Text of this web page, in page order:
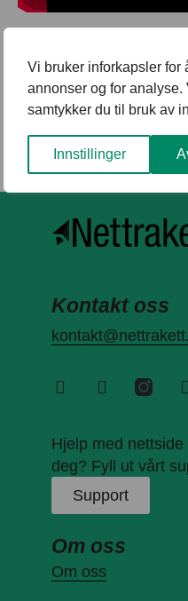
Vi bruker inforkapsler for
annonser og for
samtykker du til bruk av
Innstillinger
Deling:
Kontakt oss
Hjelp med
deg? Fyll ut vårt
Support
Om oss
Om oss